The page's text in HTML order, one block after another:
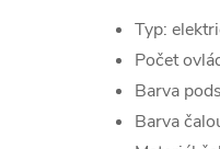
Typ:
Počet
Barva
Barva